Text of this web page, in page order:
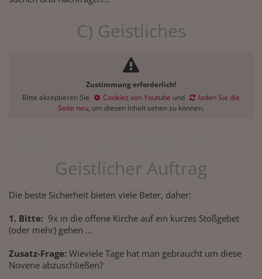
C) Geistliches
Zustimmung erforderlich!
Bitte akzeptieren Sie
Cookies von Youtube und
laden Sie die
Seite neu, um diesen Inhalt sehen zu können.
Geistlicher Auftrag
Die beste Sicherheit bieten viele Beter, daher:
1. Bitte: 9x in die offene Kirche auf ein kurzes Stoßgebet
(oder mehr) gehen ...
Zusatz-Frage: Wieviele Tage hat man gebraucht um diese
Novene abzuschließen?